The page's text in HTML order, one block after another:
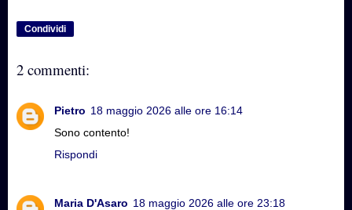
Condividi
2 commenti:
Pietro 18 maggio 2026 alle ore 16:14
Sono contento!
Rispondi
Maria D'Asaro 18 maggio 2026 alle ore 23:18